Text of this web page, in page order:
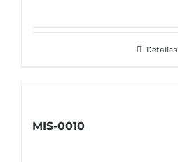
Detalles
MIS-0010